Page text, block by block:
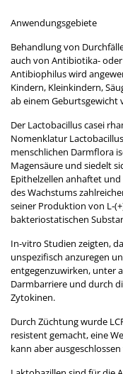
Anwendungsgebiete
Behandlung von
auch von Antibiotika-
Antibiophilus wird
Kindern, Kleinkindern,
ab einem Geburtsgewicht
Der Lactobacillus casei
Nomenklatur
menschlichen Darmflora
Magensäure und siedelt
Epithelzellen anhaftet
des Wachstums
seiner Produktion von
bakteriostatischen
In-vitro Studien zeigten,
unspezifisch anzuregen
entgegenzuwirken, unter
Darmbarriere und durch
Zytokinen.
Durch Züchtung wurde
resistent gemacht, eine
kann aber